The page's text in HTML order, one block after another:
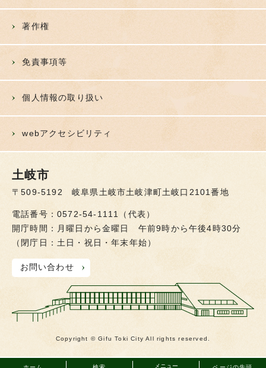
メニュー
著作権
免責事項等
個人情報の取り扱い
webアクセシビリティ
土岐市
〒509-5192 岐阜県土岐市土岐津町土岐口2101番地
電話番号：0572-54-1111（代表）
開庁時間：月曜日から金曜日 午前9時から午後4時30分
（閉庁日：土日・祝日・年末年始）
お問い合わせ
Copyright © Gifu Toki City All rights reserved.